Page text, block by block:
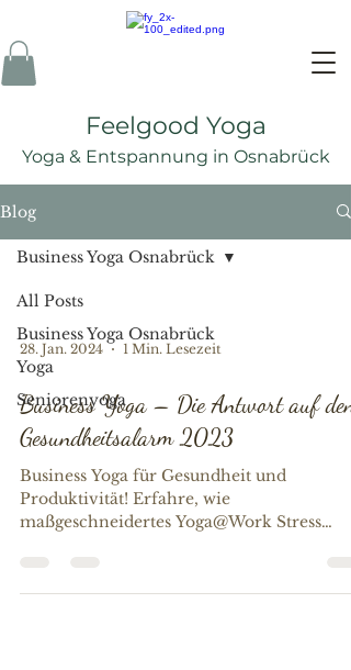
Feelgood Yoga
Yoga & Entspannung in Osnabrück
Blog
All Posts
Business Yoga Osnabrück
Yoga
Seniorenyoga
Business Yoga Osnabrück
28. Jan. 2024 1 Min. Lesezeit
Business Yoga – Die Antwort auf den
Gesundheitsalarm 2023
Business Yoga für Gesundheit und
Produktivität! Erfahre, wie
maßgeschneidertes Yoga@Work Stress